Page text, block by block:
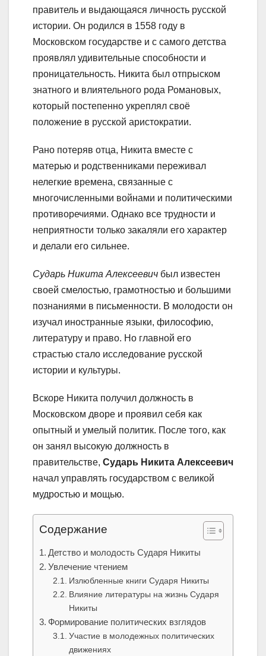
правитель и выдающаяся личность русской
истории. Он родился в 1558 году в
Московском государстве и с самого детства
проявлял удивительные способности и
проницательность. Никита был отпрыском
знатного и влиятельного рода Романовых,
который постепенно укреплял своё
положение в русской аристократии.
Рано потеряв отца, Никита вместе с
матерью и родственниками переживал
нелегкие времена, связанные с
многочисленными войнами и политическими
противоречиями. Однако все трудности и
неприятности только закаляли его характер
и делали его сильнее.
Сударь Никита Алексеевич был известен
своей смелостью, грамотностью и большими
познаниями в письменности. В молодости он
изучал иностранные языки, философию,
литературу и право. Но главной его
страстью стало исследование русской
истории и культуры.
Вскоре Никита получил должность в
Московском дворе и проявил себя как
опытный и умелый политик. После того, как
он занял высокую должность в
правительстве, Сударь Никита Алексеевич
начал управлять государством с великой
мудростью и мощью.
Содержание
Детство и молодость Сударя Никиты
Увлечение чтением
Излюбленные книги Сударя Никиты
Влияние литературы на жизнь Сударя
Никиты
Формирование политических взглядов
Участие в молодежных политических
движениях